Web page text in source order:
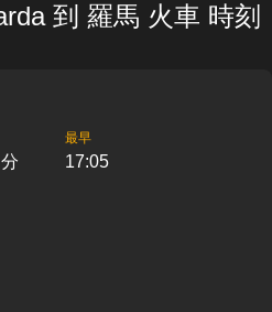
到 羅馬 火車 時刻
最早
17:05